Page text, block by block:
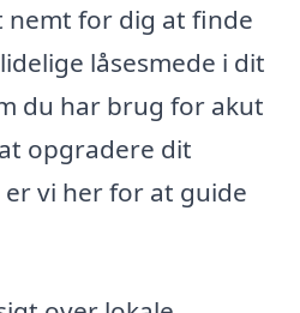
for dig at finde
låsesmede i dit
du har brug for akut
opgradere dit
vi her for at guide